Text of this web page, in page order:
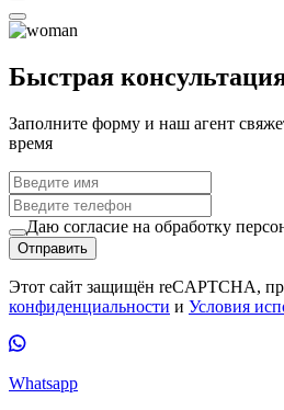
Быстрая
Заполните форму и наш агент
время
Даю согласие на обработку
Отправить
Этот сайт защищён reCAPTCHA,
конфиденциальности и Условия
Whatsapp